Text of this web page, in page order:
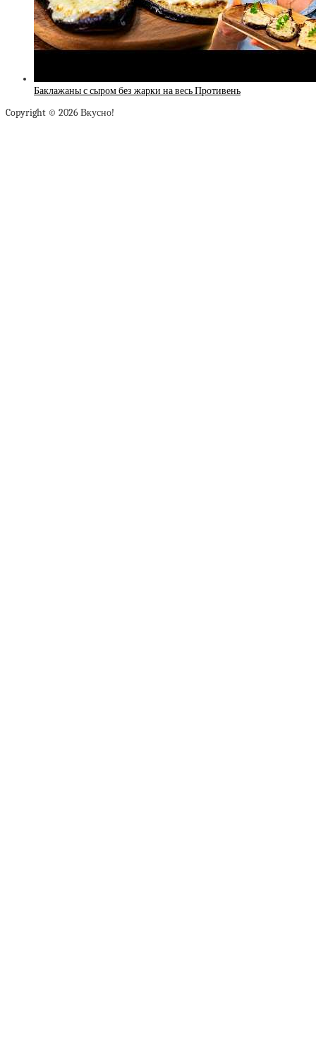
Баклажаны с сыром без жарки на весь Противень
Copyright © 2026 Вкусно!